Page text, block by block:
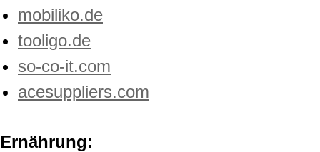
mobiliko.de
tooligo.de
so-co-it.com
acesuppliers.com
Ernährung: